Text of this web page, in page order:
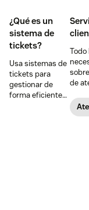
¿Qué es un
sistema de
tickets?
Usa sistemas de
tickets para
gestionar de
forma eficiente
Todo
de